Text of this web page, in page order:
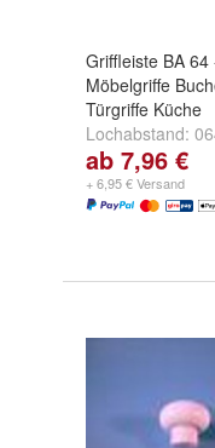
Griffleiste BA 64
Möbelgriffe
Türgriffe Küche
Lochabstand:
mm ,128 mmund
ab 7,96 €
+ 6,95 € Versand